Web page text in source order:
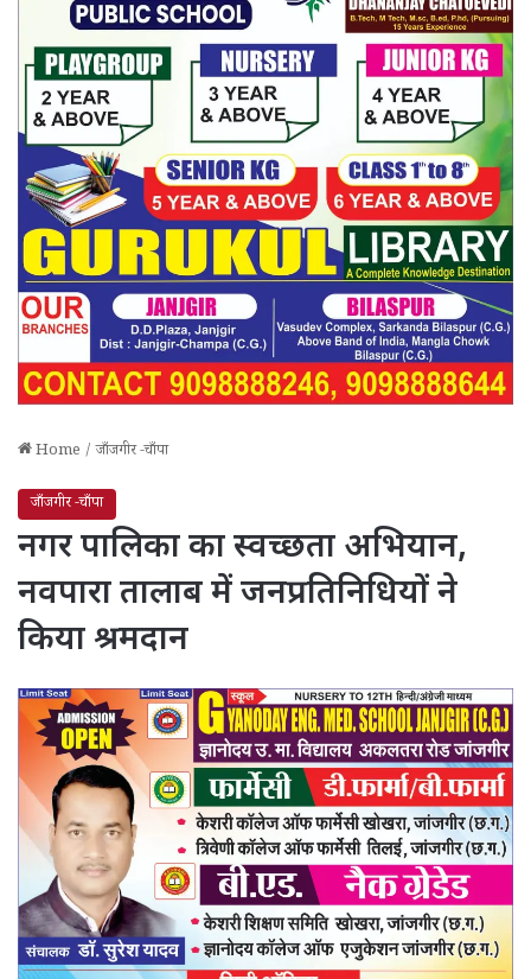
Home / जाँजगीर -चाँपा
जाँजगीर -चाँपा
नगर पालिका का स्वच्छता अभियान,
नवपारा तालाब में जनप्रतिनिधियों ने
किया श्रमदान